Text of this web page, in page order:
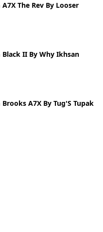
The Rev By Looser
Black II By Why Ikhsan
A7X By Tug'S Tupak